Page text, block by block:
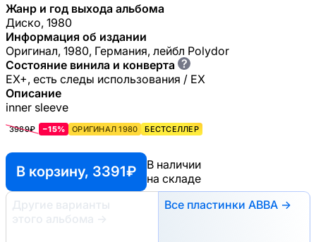
Жанр и год выхода альбома
Диско, 1980
Информация об издании
Оригинал, 1980, Германия, лейбл Polydor
Состояние винила и конверта ?
EX+, есть следы использования / EX
Описание
inner sleeve
3989₽ −15% ОРИГИНАЛ 1980 БЕСТСЕЛЛЕР
В корзину, 3391 ₽
В наличии
на складе
Другие варианты
этого альбома
→
Все пластинки ABBA →